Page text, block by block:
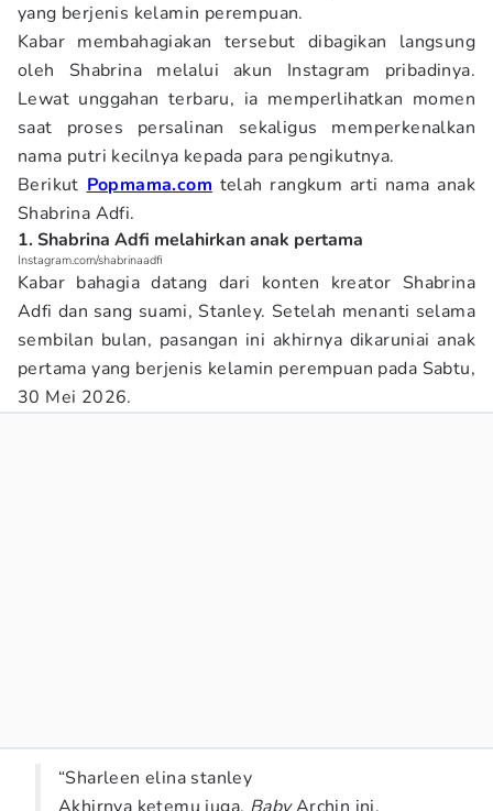
yang berjenis kelamin perempuan.
Kabar membahagiakan tersebut dibagikan langsung
oleh Shabrina melalui akun Instagram pribadinya.
Lewat unggahan terbaru, ia memperlihatkan momen
saat proses persalinan sekaligus memperkenalkan
nama putri kecilnya kepada para pengikutnya.
Berikut Popmama.com telah rangkum arti nama anak
Shabrina Adfi.
1. Shabrina Adfi melahirkan anak pertama
Instagram.com/shabrinaadfi
Kabar bahagia datang dari konten kreator Shabrina
Adfi dan sang suami, Stanley. Setelah menanti selama
sembilan bulan, pasangan ini akhirnya dikaruniai anak
pertama yang berjenis kelamin perempuan pada Sabtu,
30 Mei 2026.
“Sharleen elina stanley